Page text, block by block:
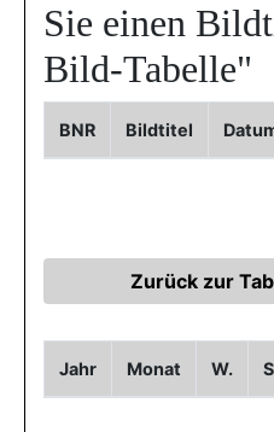
Sie einen
Bild-Tabelle"
BNR Bildtitel
Jahr Monat W.